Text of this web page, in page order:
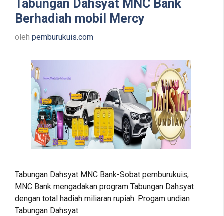
Tabungan Dahsyat MNC Bank
Berhadiah mobil Mercy
oleh pemburukuis.com
Tabungan Dahsyat MNC Bank-Sobat pemburukuis,
MNC Bank mengadakan program Tabungan Dahsyat
dengan total hadiah miliaran rupiah. Progam undian
Tabungan Dahsyat